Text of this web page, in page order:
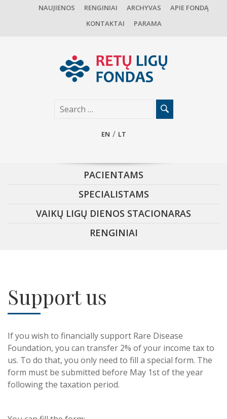
NAUJIENOS RENGINIAI ARCHYVAS
APIE FONDĄ
KONTAKTAI
PARAMA
EN LT
PACIENTAMS
SPECIALISTAMS
VAIKŲ LIGŲ DIENOS STACIONARAS
RENGINIAI
Support us
If you wish to financially support Rare Disease
Foundation, you can transfer 2% of your income tax to
us. To do that, you only need to fill a special form. The
form must be submitted before May 1st of the year
following the taxation period.